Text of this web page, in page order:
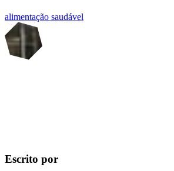
alimentação saudável
Escrito por